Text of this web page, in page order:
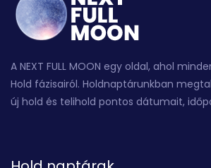
A NEXT FULL MOON egy oldal, ahol
Hold fázisairól. Holdnaptárunkban
új hold és telihold pontos dátumait,